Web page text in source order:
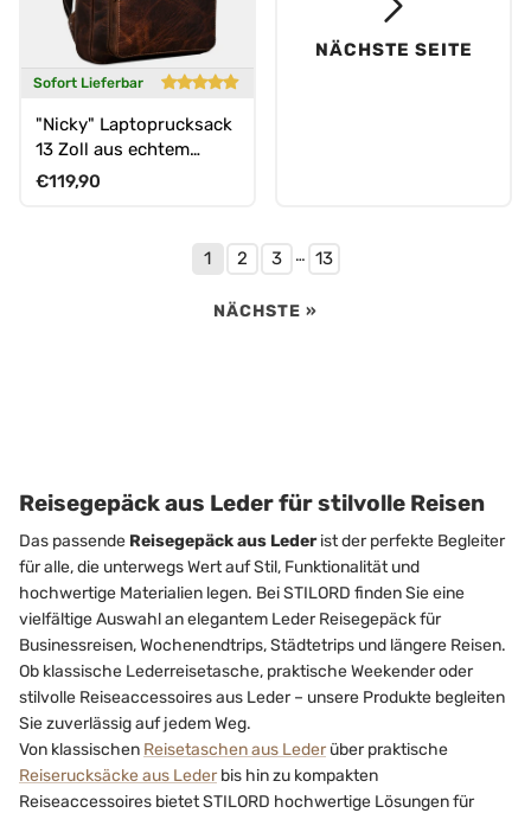
Sofort Lieferbar
"Nicky" Laptoprucksack
13 Zoll aus echtem
Leder Mittel-Groß
Normaler Preis
€119,90
NÄCHSTE SEITE
1 2 3 … 13
NÄCHSTE »
Reisegepäck aus Leder für stilvolle Reisen
Das passende Reisegepäck aus Lederist der perfekte Begleiter
für alle, die unterwegs Wert auf Stil, Funktionalität und
hochwertige Materialien legen. Bei STILORD finden Sie eine
vielfältige Auswahl an elegantem Leder Reisegepäck für
Businessreisen, Wochenendtrips, Städtetrips und längere Reisen.
Ob klassische Lederreisetasche, praktische Weekender oder
stilvolle Reiseaccessoires aus Leder – unsere Produkte begleiten
Sie zuverlässig auf jedem Weg.
Von klassischen Reisetaschen aus Leder über praktische
Reiserucksäcke aus Leder bis hin zu kompakten
Reiseaccessoires bietet STILORD hochwertige Lösungen für